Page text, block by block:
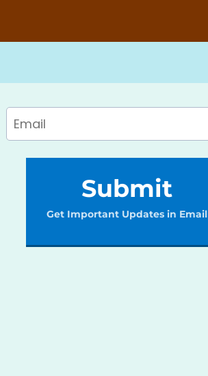
Submit
Get Important Updates in Email